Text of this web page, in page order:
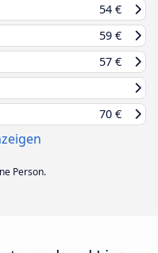
54 €
59 €
57 €
70 €
Person.